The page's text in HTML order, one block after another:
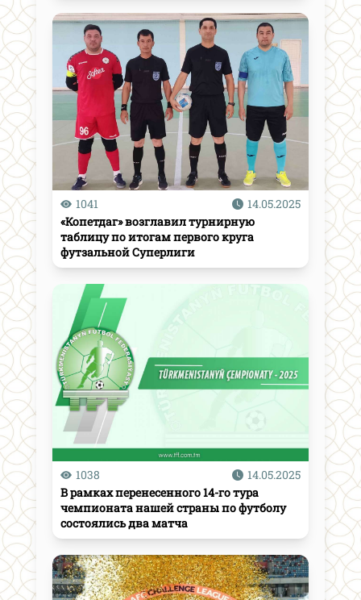
1041
14.05.2025
«Копетдаг» возглавил турнирную
таблицу по итогам первого круга
футзальной Суперлиги
1038
14.05.2025
В рамках перенесенного 14-го тура
чемпионата нашей страны по футболу
состоялись два матча